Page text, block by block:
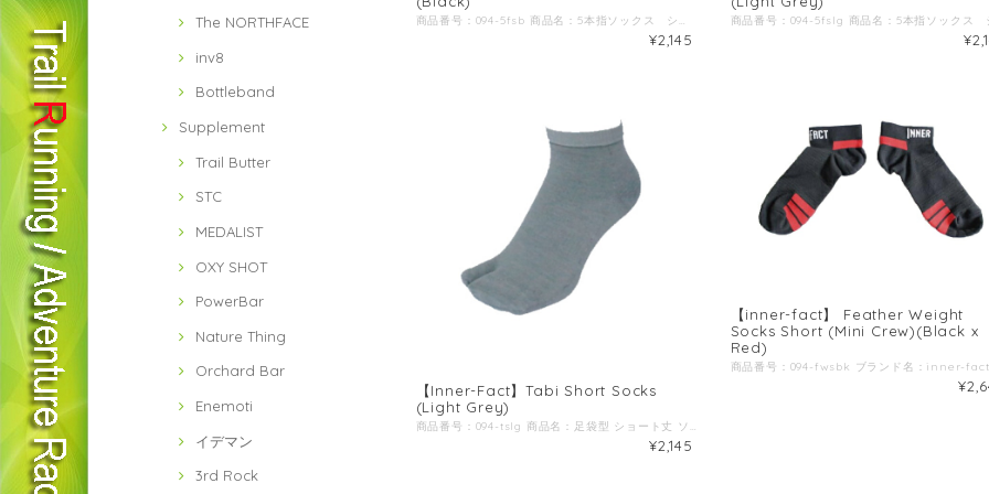
The NORTHFACE
inv8
Bottleband
Supplement
Trail Butter
STC
MEDALIST
OXY SHOT
PowerBar
Nature Thing
Orchard Bar
Enemoti
イデマン
3rd Rock
商品番号：094-5fsb 商品名：5本指ソックス ショート(くるぶし丈) ブラック ブランド名：Inner-Fact / インナーファクト 生産国：日本 原材料：ラミー(苧麻)、ナイロン、ポリウレタン、ポリエステル ◆商品説明：高いドライ感(吸湿速乾性)と耐久性を備えた五本指ソックス。 種繊維にラミー(苧麻)と言われる麻の繊維を採用。 ラミーは天然繊維の中で最も耐久性が高く、高いドライ感を兼ね備えており、潤質時に耐久性を増す特徴を持っているため、シューズ内で汗を吸収する靴下には最適な素材です。 また、野外で行う競技の中でもトレイルランやアドベンチャーレース、ウルトラランなど天候や環境によって濡れる可能性が高いシチュエーションの競技には最適な素材だと考えます。 滑り止めやコンプレッションなどの機能性をあえて排除し、競技者の足へのトラブルやストレスを如何に軽減することが出来るかに注力した、シンプルな靴下です。 ◆ポイント１ 足首部分の折り返しの凹凸を外側に持ってくることで、肌に当たる面はフラットに加工 ウルトラランやトレイルラン、アドベンチャーレースでは走行距離が数百キロという大会も珍しくなく、競技時間も複数日にまたがる場合も多々あるため、長時間履いても食い込みや擦過傷を軽減する為に折り返しの凹凸を外側に配置。 ◆ポイント２ 足指のフィット感にこだわった長さ 足指部分の生地が短かいと指先部分にテンションがかかるため、破れやすくなったり足指が引っ張られ浮指の原因になり体幹が損なわれる場合もあります。 また、足指の股の部分までしっかり生地が届かないと隙間に表面張力で汗や水が溜まることがあり、シワになりやすくスレやマメなどのトラブルの原因になることもあります。 ◆ポイント3 シューズに干渉しない丈の長さ 丈が短すぎると足とシューズが干渉しスレの原因になったり、くるぶしと靴下の間に隙間ができ小石がが入ってしまう事も。 くるぶしが隠れ、長すぎない長さにする事でストレスを感じにくくなります。 ◆ポイント4 サイズ識別ライン ご家族やチーム単位で洗濯を行った際に、サイズが把握出来るように足首の内側にサイズ識別ラインを入れております。 赤：S(22-24cm) 黄色：M(25-27cm) 青：L(28-30cm) ◆ポイント5 パッケージのこだわり ジップタイプでしっかり密封出来るので、替えの靴下としてパッケージのままバックパックなどに入れていても汗や突然の雨などでも中身が濡れません。 また、山地図や貴重品、補給食などを入れての二次仕様にもオススメです。
¥2,145
【Inner-Fact】Tabi Short Socks
(Light Grey)
商品番号：094-tslg 商品名：足袋型 ショート丈 ソックス (ライトグレー) ブランド名：Inner-Fact / インナーファクト 生産国：日本 原材料：ラミー(苧麻)、ナイロン、ポリウレタン、ポリエステル ◆商品説明：高いドライ感(吸湿速乾性)と耐久性を備えた五本指ソックス。 種繊維にラミー(苧麻)と言われる麻の繊維を採用。 ラミーは天然繊維の中で最も耐久性が高く、高いドライ感を兼ね備えており、潤質時に耐久性を増す特徴を持っているため、シューズ内で汗を吸収する靴下には最適な素材です。 また、野外で行う競技の中でもトレイルランやアドベンチャーレース、ウルトラランなど天候や環境によって濡れる可能性が高いシチュエーションの競技には最適な素材だと考えます。 滑り止めやコンプレッションなどの機能性をあえて排除し、競技者の足へのトラブルやストレスを如何に軽減することが出来るかに注力した、シンプルな靴下です。 ◆ポイント１ 足首部分の折り返しの凹凸を外側に持ってくることで、肌に当たる面はフラットに加工 ウルトラランやトレイルラン、アドベンチャーレースでは走行距離が数百キロという大会も珍しくなく、競技時間も複数日にまたがる場合も多々あるため、長時間履いても食い込みや擦過傷を軽減する為に折り返しの凹凸を外側に配置。 ◆ポイント２ 足指を意識した靴下を使いたいが、五本指は履きにくい、時間がかかるという方にオススメなのが足袋型タイプです。 トライアスロンのスイムからランへのトランジットも、五本指を履くよりは履きやすいためタイムロス予防にも繋がります。 ◆ポイント3 シューズに干渉しない丈の長さ 丈が短すぎると足とシューズが干渉しスレの原因になったり、くるぶしと靴下の間に隙間ができ小石がが入ってしまう事も。 くるぶしが隠れ、長すぎない長さにする事でストレスを感じにくくなります。 ◆ポイント4 サイズ識別ライン ご家族やチーム単位で洗濯を行った際に、サイズが把握出来るように足首の内側にサイズ識別ラインを入れております。 赤：S(22-24cm) 黄色：M(25-27cm) 青：L(28-30cm) ◆ポイント5 パッケージのこだわり ジップタイプでしっかり密封出来るので、替えの靴下としてパッケージのままバックパックなどに入れていても汗や突然の雨などでも中身が濡れません。 また、山地図や貴重品、補給食などを入れての二次仕様にもオススメです。
¥2,145
【inner-fact】 Feather Weight
Socks Short (Mini Crew)(Black x
Red)